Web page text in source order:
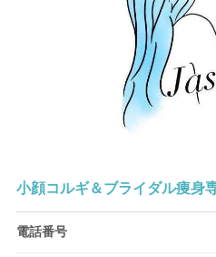
小顔コルギ＆ブライダル痩
電話番号